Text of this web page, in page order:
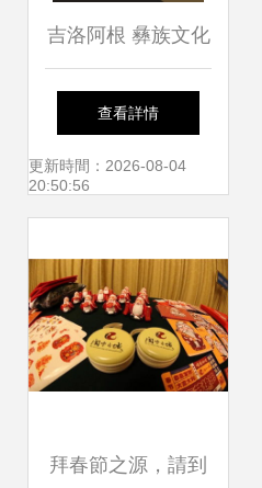
吉洛阿根 彝族文化
藝術創作的璀璨明
珠
查看詳情
更新時間：2026-08-04
20:50:56
拜春節之源，請到